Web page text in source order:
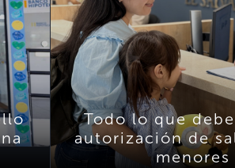
Todo lo que
autorización de
menores